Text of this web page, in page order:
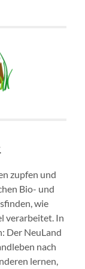
zupfen und
Bio- und
wie
verarbeitet. In
Der NeuLand
nach
lernen,